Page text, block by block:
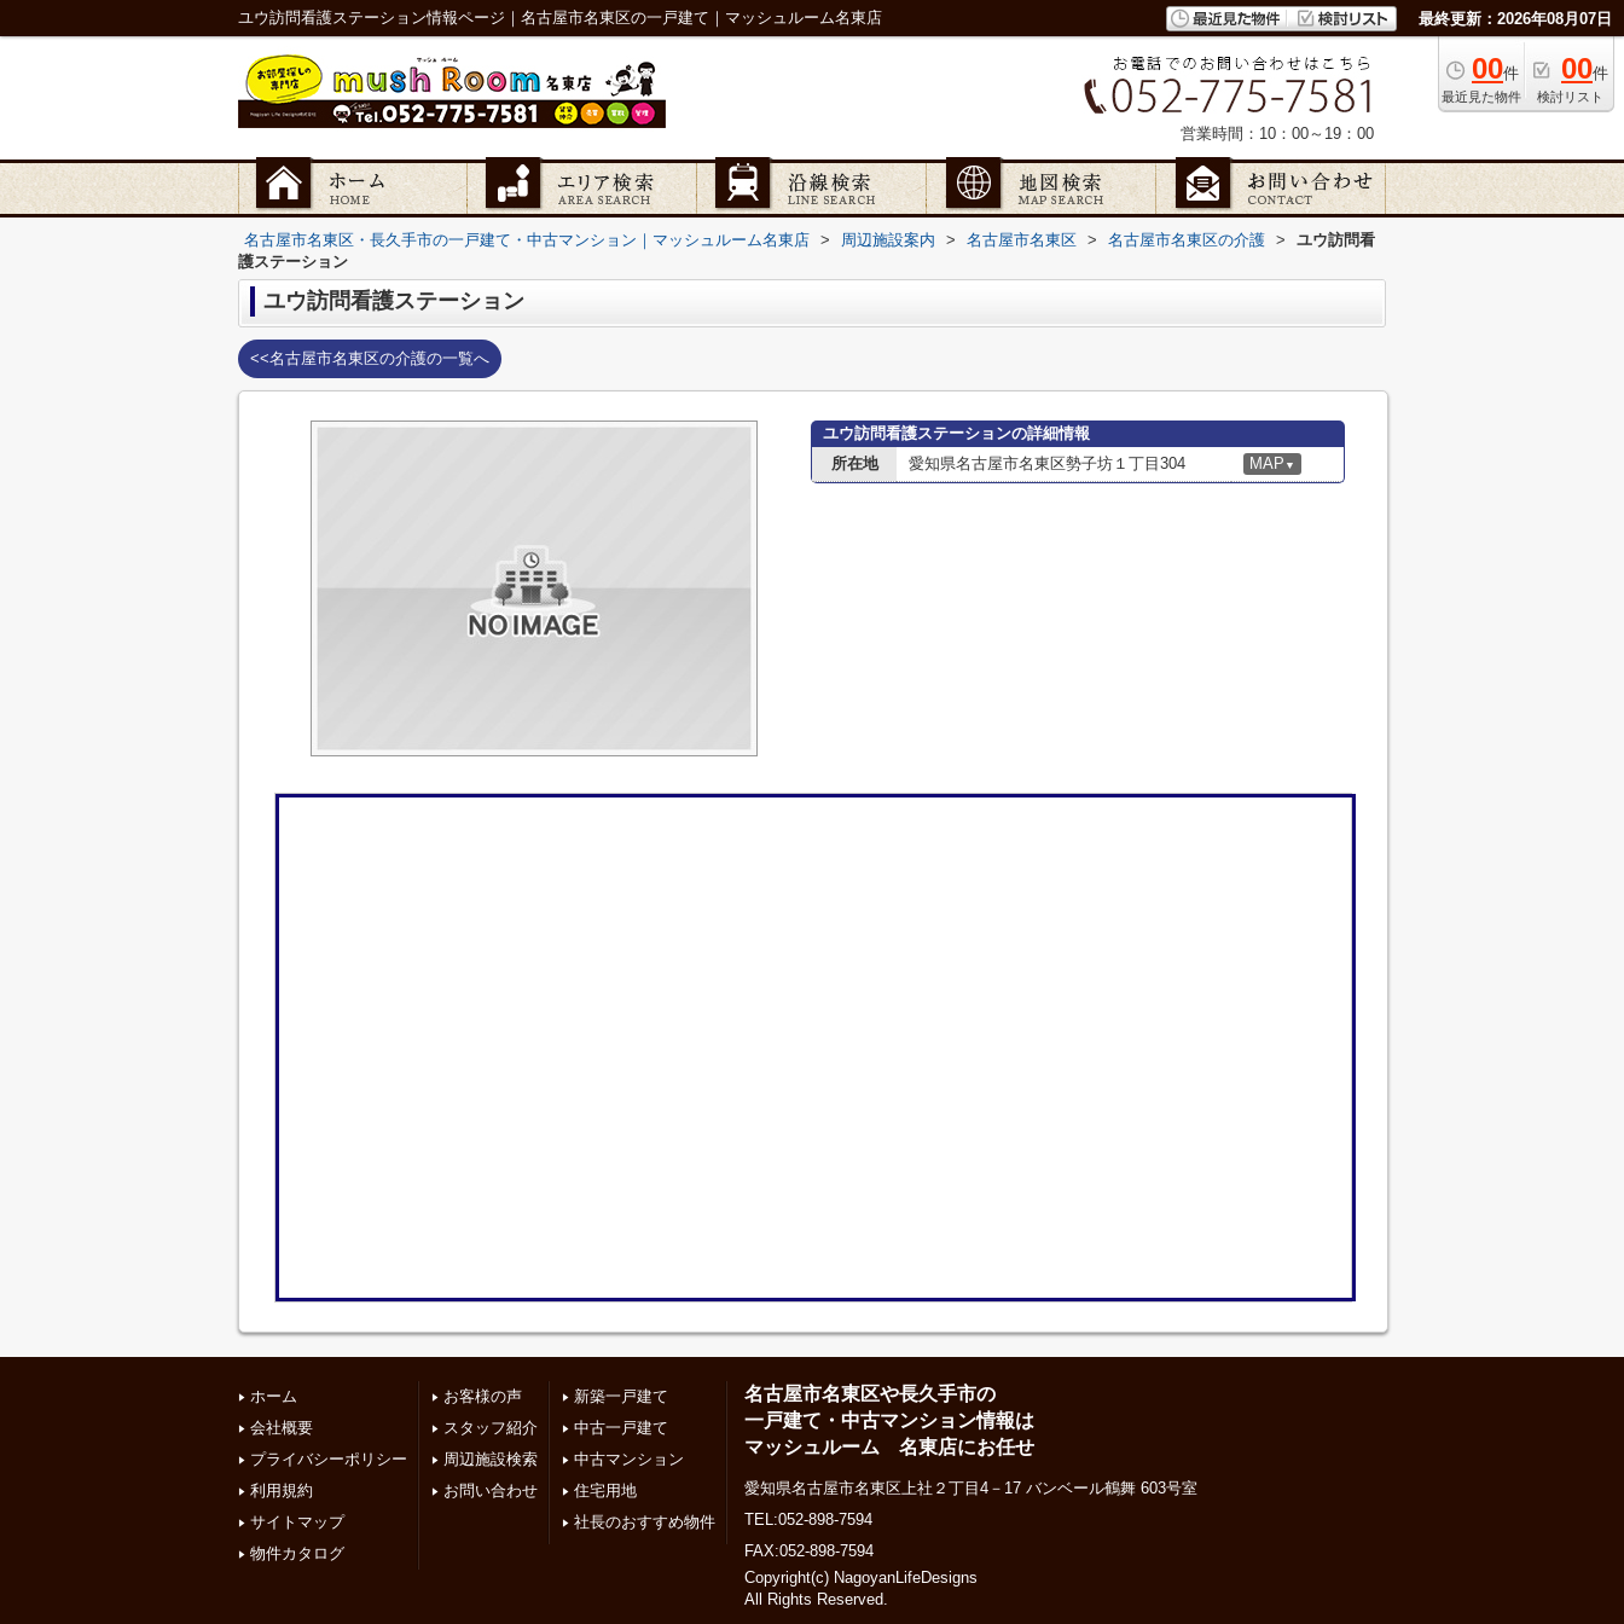
ユウ訪問看護ステーション情報ページ｜名古屋市名東区の一戸建て｜マッシュルーム名東店 最終更新：2026年08月07日
00件
最近見た物件
00件
検討リスト
営業時間：10：00～19：00
名古屋市名東区・長久手市の一戸建て・中古マンション｜マッシュルーム名東店 > 周辺施設案内 > 名古屋市名東区 > 名古屋市名東区の介護 >
ユウ訪問看
護ステーション
ユウ訪問看護ステーション
<<名古屋市名東区の介護の一覧へ
ユウ訪問看護ステーションの詳細情報
所在地
愛知県名古屋市名東区勢子坊１丁目304 MAP ▼
ホーム
会社概要
プライバシーポリシー
利用規約
サイトマップ
物件カタログ
お客様の声
スタッフ紹介
周辺施設検索
お問い合わせ
新築一戸建て
中古一戸建て
中古マンション
住宅用地
社長のおすすめ物件
名古屋市名東区や長久手市の
一戸建て・中古マンション情報は
マッシュルーム 名東店にお任せ
愛知県名古屋市名東区上社２丁目4－17 バンベール鶴舞 603号室
TEL:052-898-7594
FAX:052-898-7594
Copyright(c) NagoyanLifeDesigns
All Rights Reserved.